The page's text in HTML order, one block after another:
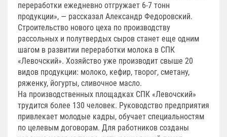
переработки ежедневно отгружает 6-7 тонн
продукции», — рассказал Александр Федоровский.
Строительство нового цеха по производству
рассольных и полутвердых сыров станет еще одним
шагом в развитии переработки молока в СПК
«Левочский». Хозяйство уже производит свыше 20
видов продукции: молоко, кефир, творог, сметану,
ряженку, йогурты, сливочное масло.
На производственных площадках СПК «Левочский»
трудится более 130 человек. Руководство предприятия
привлекает молодые кадры, обучает специальностям
по целевым договорам. Для работников созданы